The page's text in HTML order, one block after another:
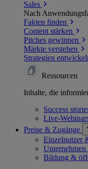
Sales
Nach
Fakten finden
Content stärken
Pitches gewinnen
Märkte verstehen
Strategien
Ressourcen
Inhalte, die
Success
Live-
Preise & Zugänge
Einzelnutzer
Bildung &